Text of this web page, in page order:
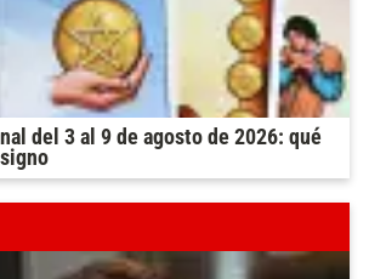
del 3 al 9 de agosto de 2026: qué